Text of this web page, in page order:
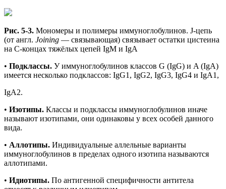
Рис. 5-3. Мономеры и полимеры иммуноглобулинов. J-цепь
(от англ. Joining — связывающая) связывает остатки цистеина
на C-концах тяжёлых цепей IgM и IgA
• Подклассы. У иммуноглобулинов классов G (IgG) и A (IgA)
имеется несколько подклассов: IgG1, IgG2, IgG3, IgG4 и IgA1,
IgA2.
• Изотипы. Классы и подклассы иммуноглобулинов иначе
называют изотипами, они одинаковы у всех особей данного
вида.
• Аллотипы. Индивидуальные аллельные варианты
иммуноглобулинов в пределах одного изотипа называются
аллотипами.
• Идиотипы. По антигенной специфичности антитела